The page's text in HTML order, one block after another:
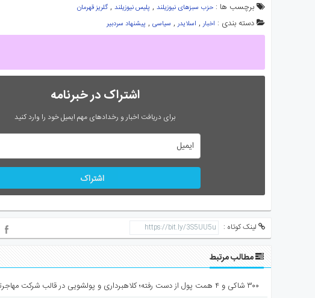
برچسب ها : حزب سبزهای نیوزیلند , پلیس نیوزیلند , گلریز قهرمان
دسته بندی : اخبار, اسلایدر, سیاسی , پیشنهاد سردبیر
اشتراک در خبرنامه
برای دریافت اخبار و رخدادهای مهم ایمیل خود را وارد کنید
اشتراک
لینک کوتاه :
مطالب مرتبط
۳۰۰ شاکی و ۴ همت پول از دست رفته؛ کلاهبرداری و پولشویی در قالب شرکت مهاجرتی